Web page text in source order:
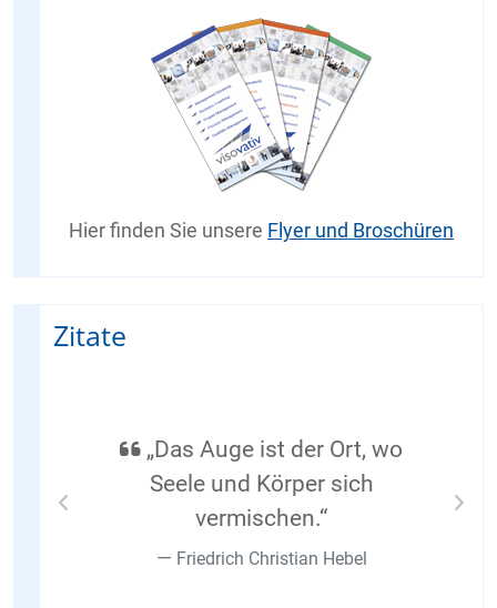
Hier finden Sie unsere Flyer und Broschüren
Zitate
„Das Auge ist der Ort, wo
Seele und Körper sich
vermischen.“
Friedrich Christian Hebel
Previous